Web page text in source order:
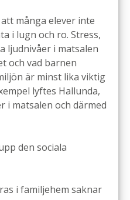
många elever inte
i lugn och ro. Stress,
ljudnivåer i matsalen
och vad barnen
är minst lika viktig
lyftes Hallunda,
i matsalen och därmed
den sociala
i familjehem saknar